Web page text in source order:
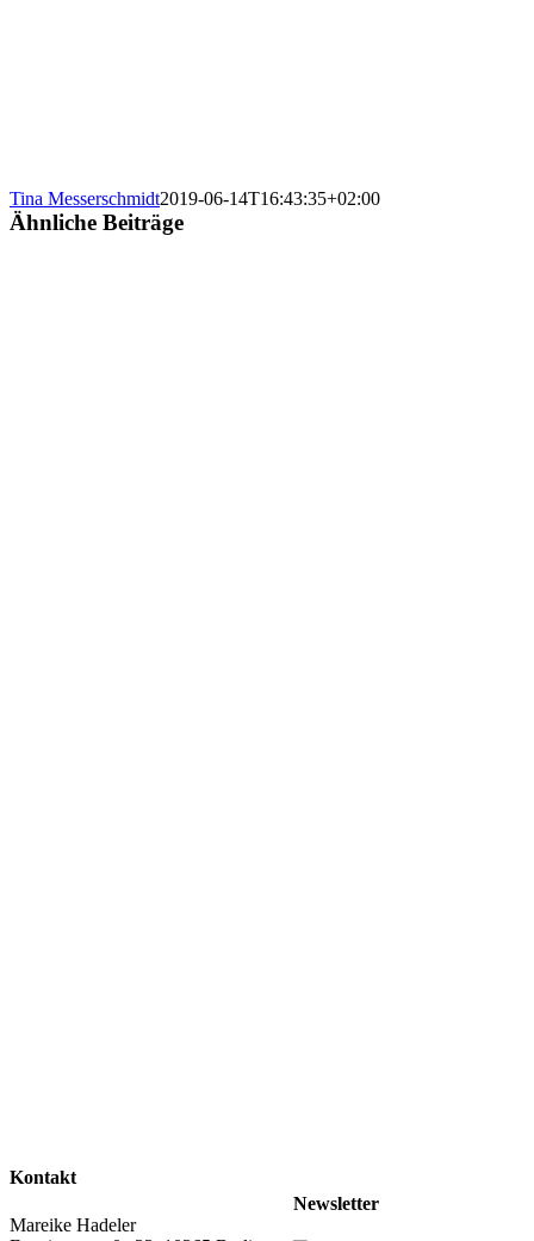
Tina Messerschmidt2019-06-14T16:43:35+02:00
Ähnliche Beiträge
Newsletter
Kontakt
Mareike Hadeler